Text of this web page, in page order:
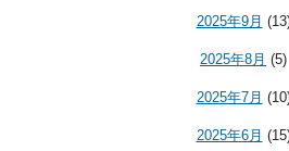
2025年9月
2025年8月 (5)
2025年7月
2025年6月